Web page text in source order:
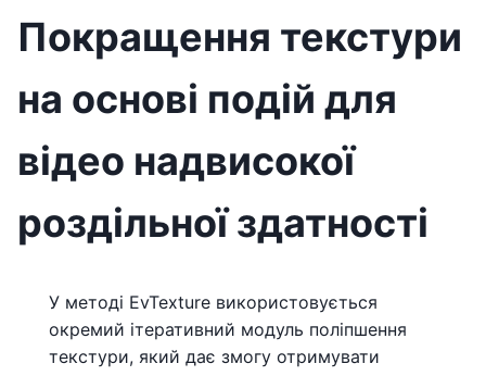
Покращення текстури
на основі подій для
відео надвисокої
роздільної здатності
У методі EvTexture використовується
окремий ітеративний модуль поліпшення
текстури, який дає змогу отримувати